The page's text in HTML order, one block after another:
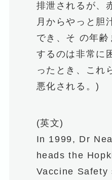
排泄されるが、
月からやっと胆
でき、そ の年
するのは非常に
ったとき、これ
悪化される。)
(英文)
In 1999, Dr
heads the
Vaccine Safety